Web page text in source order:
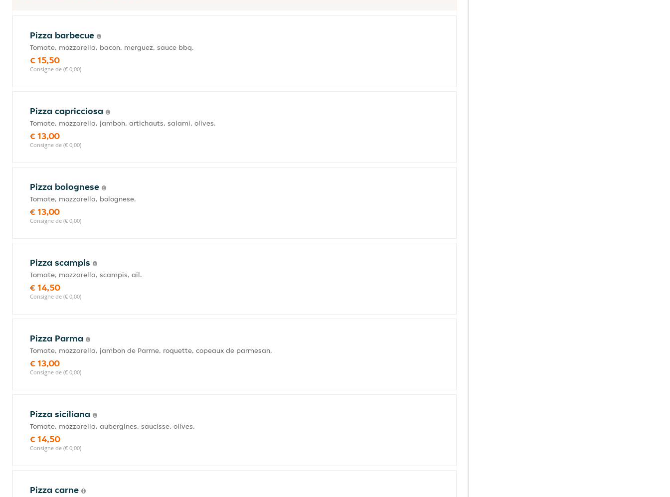
Pizza barbecue
Tomate, mozzarella, bacon, merguez, sauce bbq.
€ 15,50
Consigne de (€ 0,00)
Pizza capricciosa
Tomate, mozzarella, jambon, artichauts, salami, olives.
€ 13,00
Consigne de (€ 0,00)
Pizza bolognese
Tomate, mozzarella, bolognese.
€ 13,00
Consigne de (€ 0,00)
Pizza scampis
Tomate, mozzarella, scampis, ail.
€ 14,50
Consigne de (€ 0,00)
Pizza Parma
Tomate, mozzarella, jambon de Parme, roquette, copeaux de parmesan.
€ 13,00
Consigne de (€ 0,00)
Pizza siciliana
Tomate, mozzarella, aubergines, saucisse, olives.
€ 14,50
Consigne de (€ 0,00)
Pizza carne